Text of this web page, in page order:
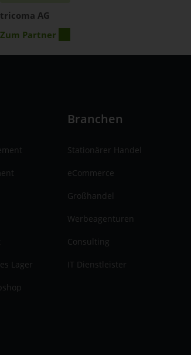
tricoma AG
Zum Partner
Lager
Branchen
Stationärer Handel
eCommerce
Großhandel
Werbeagenturen
Consulting
IT Dienstleister